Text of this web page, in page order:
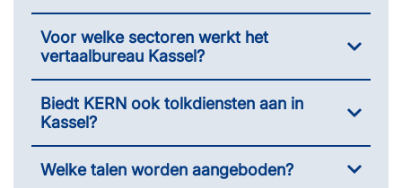
Voor welke sectoren werkt het
vertaalbureau Kassel?
Biedt KERN ook tolkdiensten aan in
Kassel?
Welke talen worden aangeboden?